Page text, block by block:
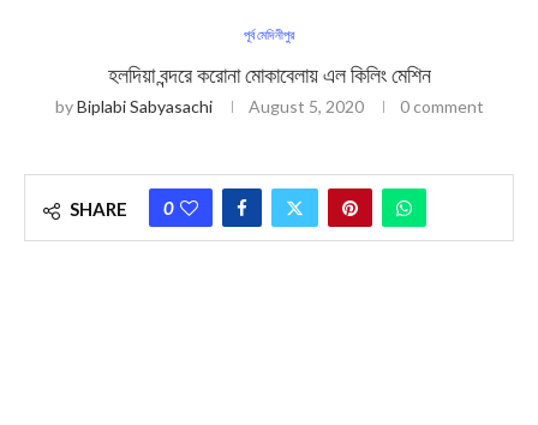
পূর্ব মেদিনীপুর
হলদিয়া বন্দরে করোনা মোকাবেলায় এল কিলিং মেশিন
byBiplabi Sabyasachi August 5, 2020 0 comment
SHARE 0